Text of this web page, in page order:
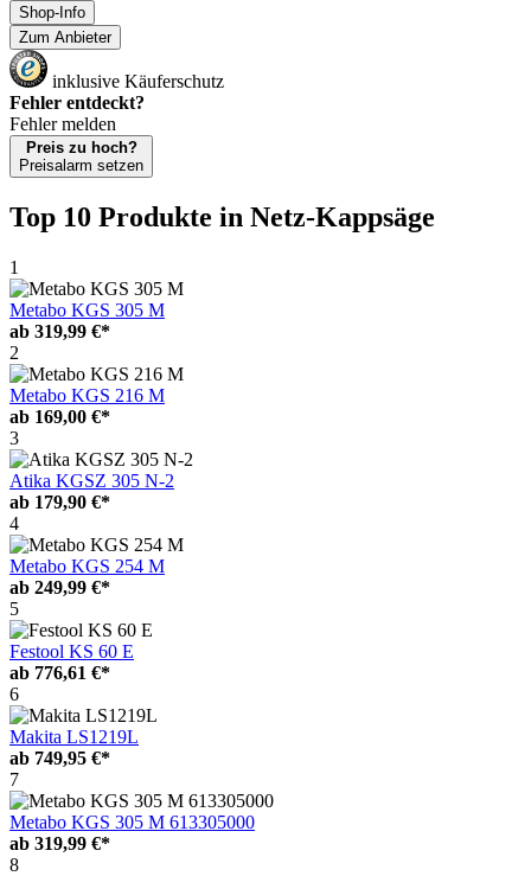
Shop-Info
Zum Anbieter
inklusive Käuferschutz
Fehler entdeckt?
Fehler melden
Preis zu hoch?
Preisalarm setzen
Top 10 Produkte in Netz-Kappsäge
1
Metabo KGS 305 M
ab 319,99 €*
2
Metabo KGS 216 M
ab 169,00 €*
3
Atika KGSZ 305 N-2
ab 179,90 €*
4
Metabo KGS 254 M
ab 249,99 €*
5
Festool KS 60 E
ab 776,61 €*
6
Makita LS1219L
ab 749,95 €*
7
Metabo KGS 305 M 613305000
ab 319,99 €*
8